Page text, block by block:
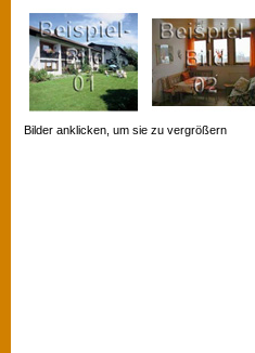
Bilder anklicken, um sie zu vergrößern